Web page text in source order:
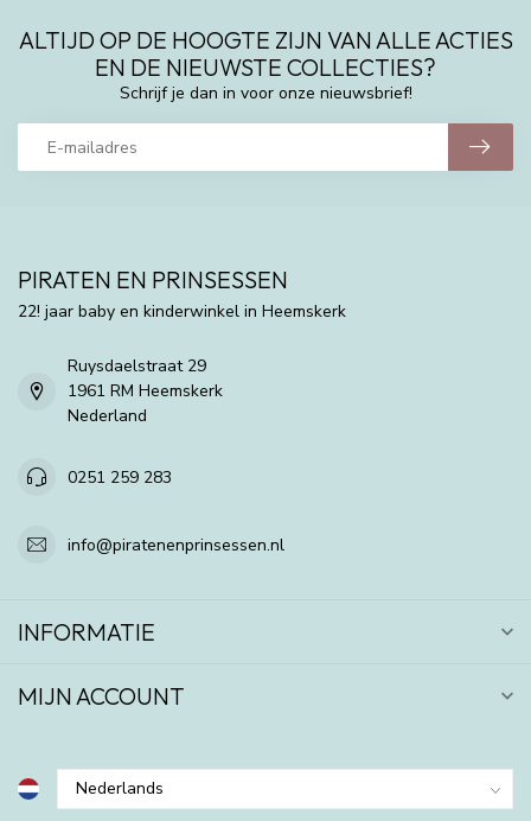
ALTIJD OP DE HOOGTE ZIJN VAN ALLE ACTIES
EN DE NIEUWSTE COLLECTIES?
Schrijf je dan in voor onze nieuwsbrief!
PIRATEN EN PRINSESSEN
22! jaar baby en kinderwinkel in Heemskerk
Ruysdaelstraat 29
1961 RM Heemskerk
Nederland
0251 259 283
info@piratenenprinsessen.nl
INFORMATIE
MIJN ACCOUNT